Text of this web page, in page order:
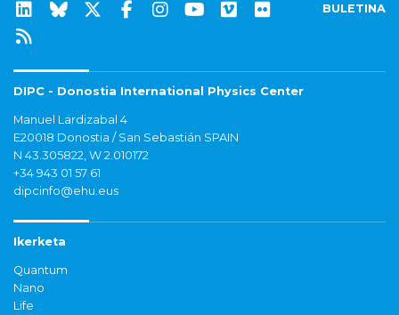
BULETINA
DIPC - Donostia International Physics Center
Manuel Lardizabal 4
E20018 Donostia / San Sebastián SPAIN
N 43.305822, W 2.010172
+34 943 01 57 61
dipcinfo@ehu.eus
Ikerketa
Quantum
Nano
Life